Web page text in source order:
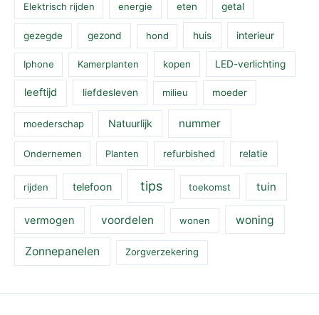
Elektrisch rijden energie eten getal
gezegde gezond hond huis interieur
Iphone Kamerplanten kopen LED-verlichting
leeftijd liefdesleven milieu moeder
moederschap Natuurlijk nummer
Ondernemen Planten refurbished relatie
rijden telefoon tips toekomst tuin
vermogen voordelen wonen woning
Zonnepanelen Zorgverzekering